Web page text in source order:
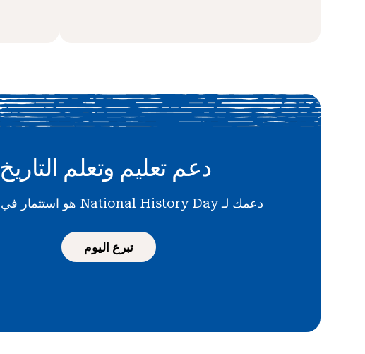
دعم تعليم وتعلم التاريخ
دعمك لـ National History Day هو استثمار في المستقبل
تبرع اليوم